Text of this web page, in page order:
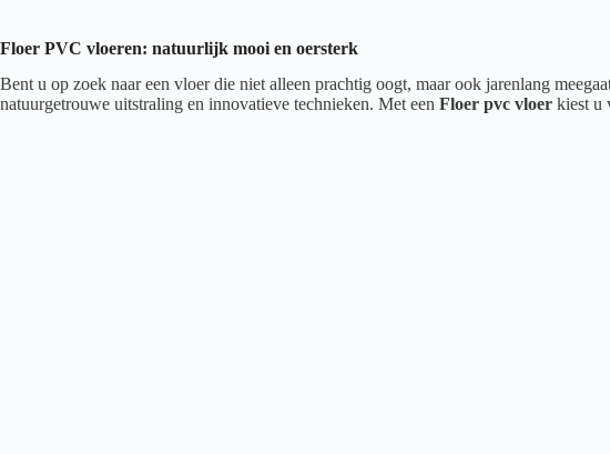
Floer PVC vloeren: natuurlijk mooi en oersterk
Bent u op zoek naar een vloer die niet alleen prachtig oogt, maar ook jarenlang
natuurgetrouwe uitstraling en innovatieve technieken. Met een Floer pvc vloer kiest u